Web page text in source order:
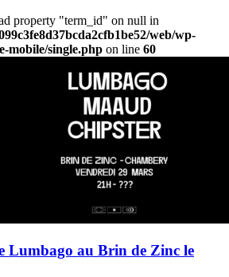
property "term_id" on null in
web/wp-
mobile/single.php on line 60
Lumbago au Brin de Zinc le